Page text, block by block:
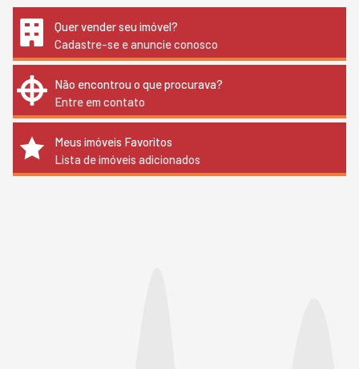
Quer vender seu imóvel?
Cadastre-se e anuncie conosco
Não encontrou o que procurava?
Entre em contato
Meus imóveis Favoritos
Lista de imóveis adicionados